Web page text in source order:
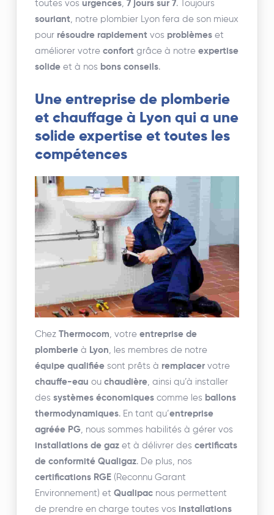
toutes vosurgences ,7 jours sur 7. Toujours
souriant , notre plombier Lyon fera de son mieux
pour résoudre rapidement vos problèmes et
améliorer votreconfort grâce à notreexpertise
solide et à nos bons conseils.
Une entreprise de plomberie
et chauffage à Lyon qui a une
solide expertise et toutes les
compétences
ChezThermocom, votreentreprise de
plomberie à Lyon, les membres de notre
équipe qualifiée sont prêts à remplacer votre
chauffe-eau ouchaudière, ainsi qu’à installer
dessystèmes économiques comme les ballons
thermodynamiques. En tant qu’entreprise
agréée PG, nous sommes habilités à gérer vos
installations de gaz et à délivrer descertificats
de conformité Qualigaz. De plus, nos
certifications RGE (Reconnu Garant
Environnement) etQualipac nous permettent
de prendre en charge toutes vos
installations